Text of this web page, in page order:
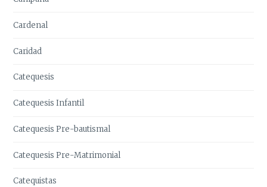
Cardenal
Caridad
Catequesis
Catequesis Infantil
Catequesis Pre-bautismal
Catequesis Pre-Matrimonial
Catequistas